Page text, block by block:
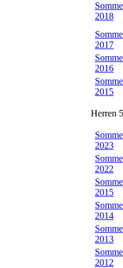
2018
2017
2016
2015
Herren
2023
2022
2015
2014
2013
2012